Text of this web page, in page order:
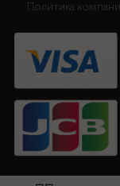
Политика